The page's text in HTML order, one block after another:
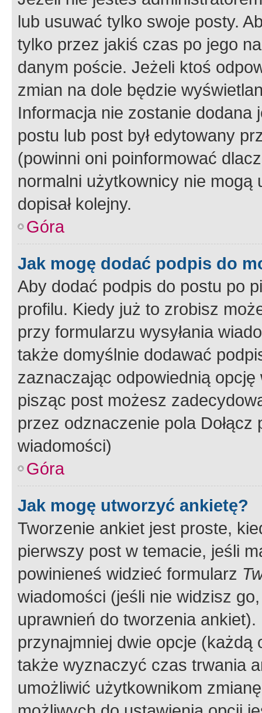
lub usuwać tylko swoje posty.
tylko przez jakiś czas po jego
danym poście. Jeżeli ktoś
zmian na dole będzie
Informacja nie zostanie dodana
postu lub post był edytowany
(powinni oni poinformować
normalni użytkownicy nie
dopisał kolejny.
Góra
Jak mogę dodać podpis do
Aby dodać podpis do postu po
profilu. Kiedy już to zrobisz
przy formularzu wysyłania
także domyślnie dodawać
zaznaczając odpowiednią
pisząc post możesz
przez odznaczenie pola
wiadomości)
Góra
Jak mogę utworzyć ankietę?
Tworzenie ankiet jest proste,
pierwszy post w temacie, jeśli
powinieneś widzieć formularz
wiadomości (jeśli nie widzisz
uprawnień do tworzenia
przynajmniej dwie opcje
także wyznaczyć czas trwania
umożliwić użytkownikom